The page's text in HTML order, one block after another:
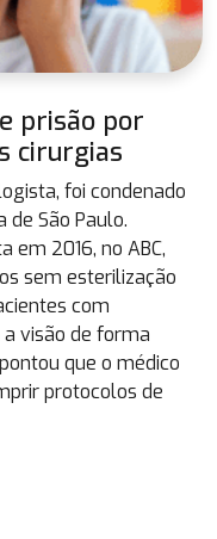
prisão por
cirurgias
foi condenado
de São Paulo.
em 2016, no ABC,
sem esterilização
com
a visão de forma
que o médico
protocolos de